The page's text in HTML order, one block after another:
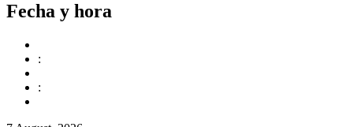
Fecha y hora
:
: